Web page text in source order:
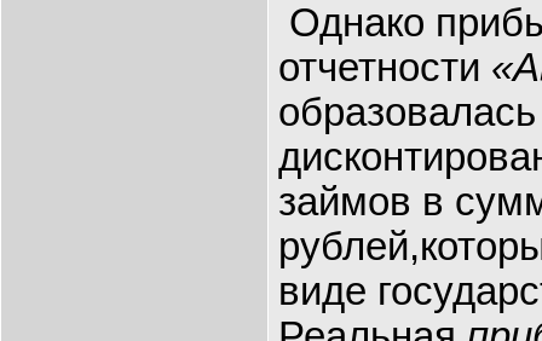
Однако
отчетности
образовалась
займов в
виде